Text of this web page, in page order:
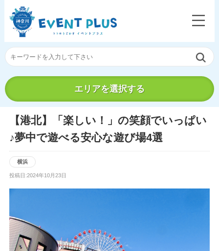
エリアを選択する
【港北】「楽しい！」の笑顔でいっぱい
♪夢中で遊べる安心な遊び場4選
横浜
投稿日:2024年10月23日